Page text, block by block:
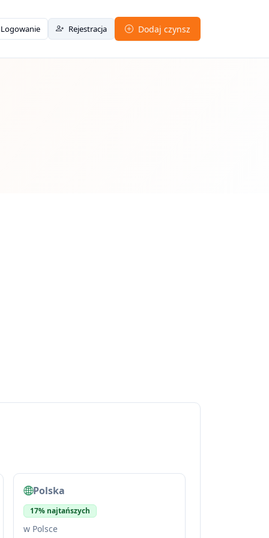
Logowanie Rejestracja Dodaj czynsz
Polska
17% najtańszych
w Polsce